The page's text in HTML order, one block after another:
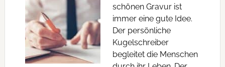
schönen Gravur ist
immer eine gute Idee.
Der persönliche
Kugelschreiber
begleitet die Menschen